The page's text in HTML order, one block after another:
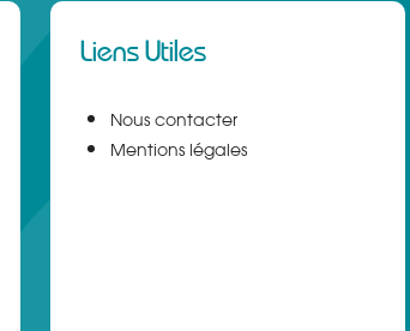
Liens Utiles
Nous contacter
Mentions légales